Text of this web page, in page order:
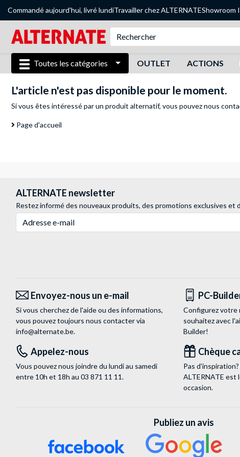
Commandé aujourd'hui, livré lundiTravailler chez ALTERNATEShowroom
Toutes les catégories OUTLET ACTIONS
L'article n'est pas disponible pour le moment.
Si vous êtes intéressé par un produit alternatif, vous pouveznous
Page d'accueil
ALTERNATE newsletter
Restez informé des nouveaux produits, des promotions exclusives et
Envoyez-nous un e-mail
Si vous cherchez de l'aide ou des informations,
vous pouvez toujours nous contacter via
info@alternate.be.
PC-
Configurez votre
souhaitez avec
Builder!
Appelez-nous
Vous pouvez nous joindre du lundi au samedi
entre 10h et 18h au 03 871 11 11.
Chèque
Pas
ALTERNATE est
occasion.
Publiez un avis